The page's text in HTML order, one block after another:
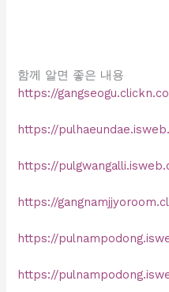
함께 알면 좋은 내용
https://
https://
https://
https://
https://
https://